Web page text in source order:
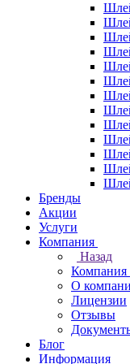
Бренды
Акции
Услуги
Компания
Назад
Компания
О
Лицензии
Отзывы
Блог
Информация